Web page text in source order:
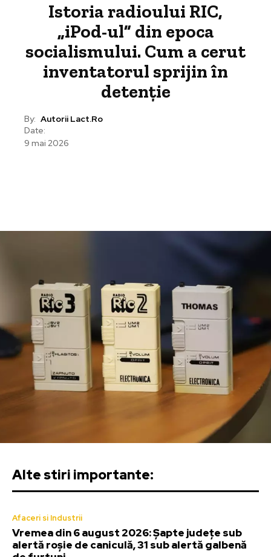
Istoria radioului RIC,
„iPod-ul” din epoca
socialismului. Cum a cerut
inventatorul sprijin în
detenție
By: Autorii Lact.ro
Date:
9 mai 2026
Alte stiri importante:
Afaceri si Industrii
Vremea din 6 august 2026: Șapte județe sub
alertă roșie de caniculă, 31 sub alertă galbenă